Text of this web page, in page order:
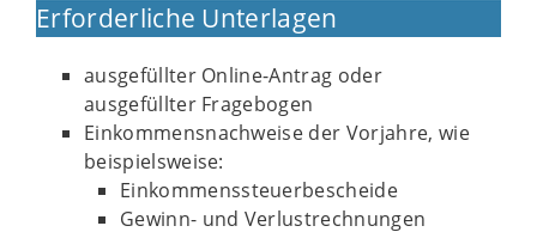
Erforderliche Unterlagen
ausgefüllter Online-Antrag oder
ausgefüllter Fragebogen
Einkommensnachweise der Vorjahre, wie
beispielsweise:
Einkommenssteuerbescheide
Gewinn- und Verlustrechnungen